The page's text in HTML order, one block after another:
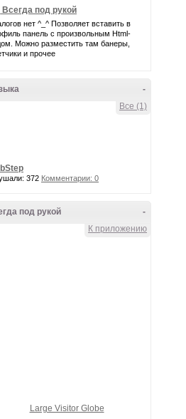
Всегда под рукой
нет ^_^ Позволяет вставить в
панель с произвольным Html-
Можно разместить там банеры,
и прочее
-
Все (1)
372 Комментарии: 0
-
под рукой
К приложению
Large Visitor Globe